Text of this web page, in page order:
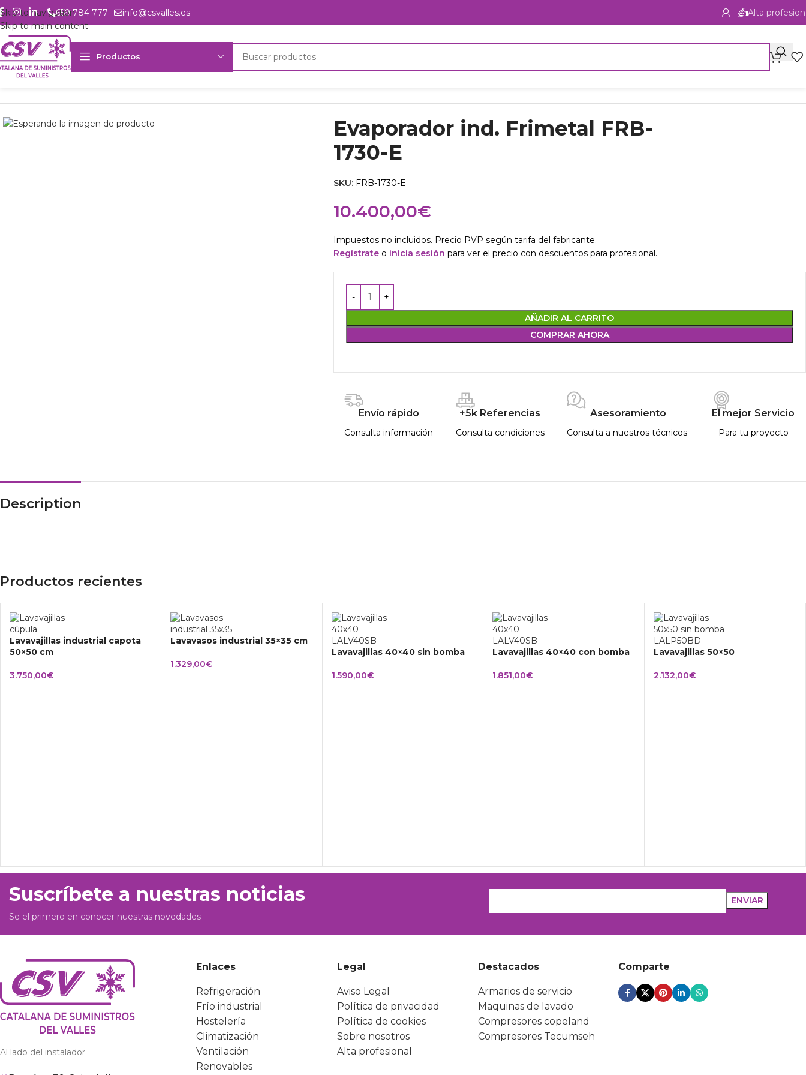
Skip to navigation
Skip to main content
659 784 777 info@csvalles.es Alta
Productos
Inicio Productos
Evaporador ind. Frimetal FRB-
1730-E
SKU: FRB-1730-E
10.400,00€
Impuestos no incluidos. Precio PVP según tarifa del fabricante.
Regístrateo inicia sesión para ver el precio con descuentos para profesional.
AÑADIR AL CARRITO
COMPRAR AHORA
Envío rápido
Consulta información
+5k Referencias
Consulta condiciones
Asesoramiento
Consulta a nuestros técnicos
El mejor Servicio
Para tu proyecto
Description
Productos recientes
Lavavajillas industrial capota
50×50 cm
3.750,00€
Lavavasos industrial 35×35 cm
1.329,00€
Lavavajillas 40×40 sin bomba
1.590,00€
Lavavajillas 40×40 con bomba
1.851,00€
Lavavajillas 50×50
2.132,00€
Suscríbete a nuestras noticias
Se el primero en conocer nuestras novedades
Al lado del instalador
Enlaces
Refrigeración
Frío industrial
Hostelería
Climatización
Ventilación
Renovables
Legal
Aviso Legal
Política de privacidad
Política de cookies
Sobre nosotros
Alta profesional
Destacados
Armarios de servicio
Maquinas de lavado
Compresores copeland
Compresores Tecumseh
Comparte